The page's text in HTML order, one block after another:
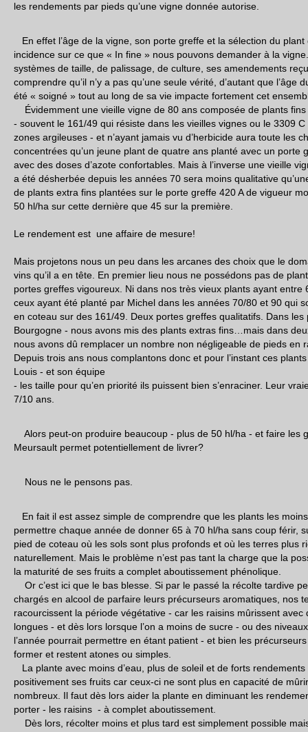
les rendements par pieds qu’une vigne donnée autorise.
En effet l’âge de la vigne, son porte greffe et la sélection du
incidence sur ce que « In fine » nous pouvons demander à la
systèmes de taille, de palissage, de culture, ses amendements
comprendre qu’il n’y a pas qu’une seule vérité, d’autant que l’âge
été « soigné » tout au long de sa vie impacte fortement cet
Évidemment une vieille vigne de 80 ans composée de plants
- souvent le 161/49 qui résiste dans les vieilles vignes ou le 3309
zones argileuses - et n’ayant jamais vu d’herbicide aura toute les
concentrées qu’un jeune plant de quatre ans planté avec un porte
avec des doses d’azote confortables. Mais à l’inverse une vieille
a été désherbée depuis les années 70 sera moins qualitative
de plants extra fins plantées sur le porte greffe 420 A de vigueur
50 hl/ha sur cette dernière que 45 sur la première.
Le rendement est une affaire de mesure!
Mais projetons nous un peu dans les arcanes des choix que le
vins qu’il a en tête. En premier lieu nous ne possédons pas de
portes greffes vigoureux. Ni dans nos très vieux plants ayant entre
ceux ayant été planté par Michel dans les années 70/80 et 90 qui
en coteau sur des 161/49. Deux portes greffes qualitatifs. Dans
Bourgogne - nous avons mis des plants extras fins…mais dans
nous avons dû remplacer un nombre non négligeable de pieds en
Depuis trois ans nous complantons donc et pour l’instant ces
Louis - et son équipe
- les taille pour qu’en priorité ils puissent bien s’enraciner. Leur
7/10 ans.
Alors peut-on produire beaucoup - plus de 50 hl/ha - et faire les
Meursault permet potentiellement de livrer?
Nous ne le pensons pas.
En fait il est assez simple de comprendre que les plants les
permettre chaque année de donner 65 à 70 hl/ha sans coup férir,
pied de coteau où les sols sont plus profonds et où les terres plus
naturellement. Mais le problème n’est pas tant la charge que la
la maturité de ses fruits a complet aboutissement phénolique.
Or c’est ici que le bas blesse. Si par le passé la récolte tardive
chargés en alcool de parfaire leurs précurseurs aromatiques, nos
racourcissent la période végétative - car les raisins mûrissent avec
longues - et dès lors lorsque l’on a moins de sucre - ou des
l’année pourrait permettre en étant patient - et bien les
former et restent atones ou simples.
La plante avec moins d’eau, plus de soleil et de forts
positivement ses fruits car ceux-ci ne sont plus en capacité de
nombreux. Il faut dès lors aider la plante en diminuant les
porter - les raisins - à complet aboutissement.
Dès lors, récolter moins et plus tard est simplement possible